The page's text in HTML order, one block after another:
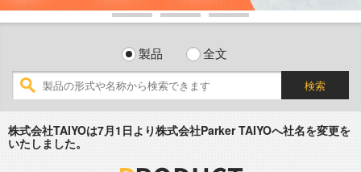
製品 全文
検索
株式会社TAIYOは7月1日より株式会社Parker TAIYOへ社名を変更を
いたしました。